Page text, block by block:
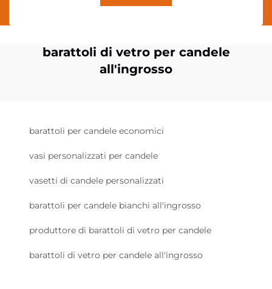
barattoli di vetro per candele
all'ingrosso
barattoli per candele economici
vasi personalizzati per candele
vasetti di candele personalizzati
barattoli per candele bianchi all'ingrosso
produttore di barattoli di vetro per candele
barattoli di vetro per candele all'ingrosso